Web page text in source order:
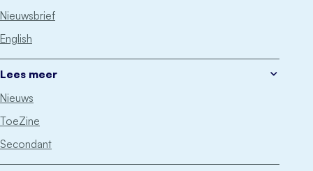
Nieuwsbrief
English
Lees meer
Nieuws
ToeZine
Secondant